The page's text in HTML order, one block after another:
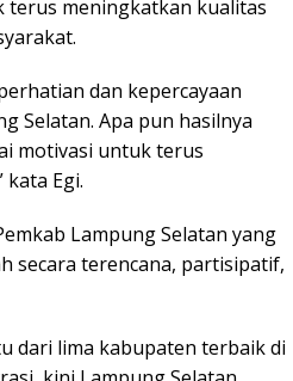
terus meningkatkan kualitas
dan kepercayaan
Selatan. Apa pun hasilnya
motivasi untuk terus
Egi.
Lampung Selatan yang
secara terencana, partisipatif,
dari lima kabupaten terbaik di